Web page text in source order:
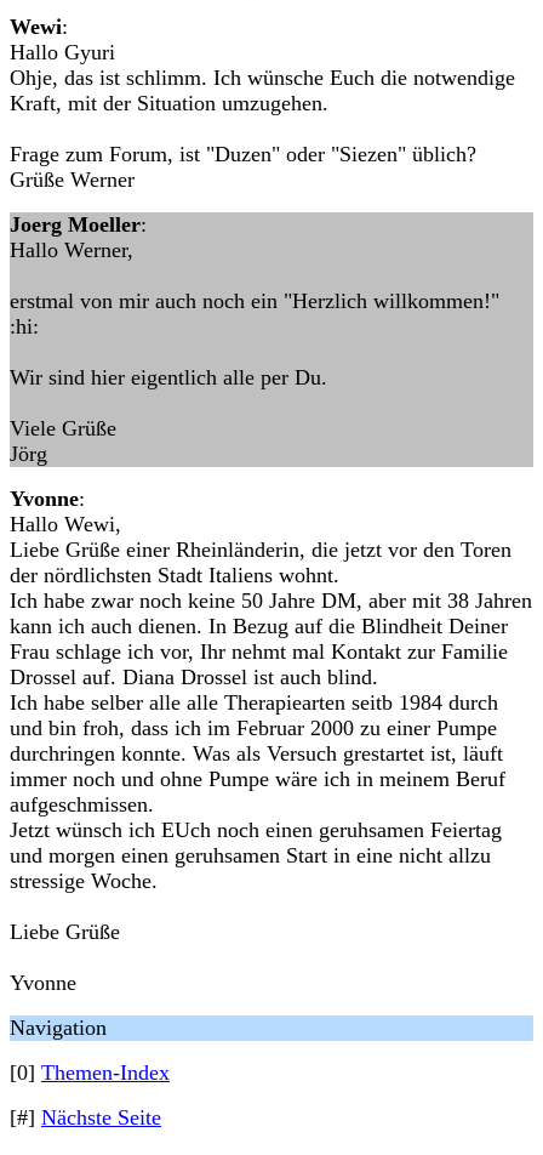
Wewi:
Hallo Gyuri
Ohje, das ist schlimm. Ich wünsche Euch die notwendige
Kraft, mit der Situation umzugehen.
Frage zum Forum, ist "Duzen" oder "Siezen" üblich?
Grüße Werner
Joerg Moeller:
Hallo Werner,
erstmal von mir auch noch ein "Herzlich willkommen!"
:hi:
Wir sind hier eigentlich alle per Du.
Viele Grüße
Jörg
Yvonne:
Hallo Wewi,
Liebe Grüße einer Rheinländerin, die jetzt vor den Toren
der nördlichsten Stadt Italiens wohnt.
Ich habe zwar noch keine 50 Jahre DM, aber mit 38 Jahren
kann ich auch dienen. In Bezug auf die Blindheit Deiner
Frau schlage ich vor, Ihr nehmt mal Kontakt zur Familie
Drossel auf. Diana Drossel ist auch blind.
Ich habe selber alle alle Therapiearten seitb 1984 durch
und bin froh, dass ich im Februar 2000 zu einer Pumpe
durchringen konnte. Was als Versuch grestartet ist, läuft
immer noch und ohne Pumpe wäre ich in meinem Beruf
aufgeschmissen.
Jetzt wünsch ich EUch noch einen geruhsamen Feiertag
und morgen einen geruhsamen Start in eine nicht allzu
stressige Woche.
Liebe Grüße
Yvonne
Navigation
[0] Themen-Index
[#] Nächste Seite